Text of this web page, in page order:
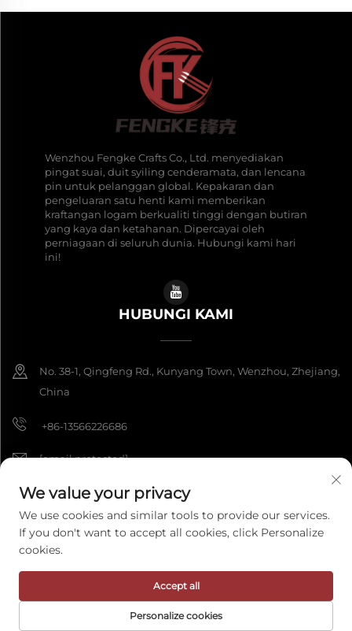
Wenzhou Fengke Crafts Co., Ltd. menyediakan
pingat suai, duit syiling cenderamata, dan lencana
pin untuk pelanggan global. Kepakaran dan
pengeluaran satu henti kami memberikan
kraftangan logam berkualiti tinggi dengan butiran
yang kaya dan ketahanan. Dipercayai oleh
perniagaan di seluruh dunia. Hubungi kami hari
ini!
HUBUNGI KAMI
No. 38-1, Qingfeng Rd., Kunyang Town, Wenzhou, Zhejiang,
China
+86-13566226686
[email protected]
Hak Cipta © 2026 Wenzhou Fengke Crafts Co., Ltd. Semua hak
dicadangkan.
Dasar Privasi
We value your privacy
We use cookies and similar tools to provide our services.
If you don't want to accept all cookies, click Personalize
cookies.
Personalize cookies
Accept all